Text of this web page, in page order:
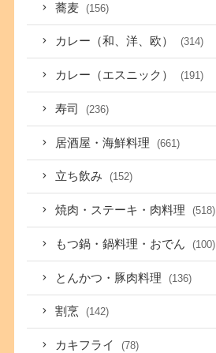
蕎麦 (156)
カレー（和、洋、欧） (314)
カレー（エスニック） (191)
寿司 (236)
居酒屋・海鮮料理 (661)
立ち飲み (152)
焼肉・ステーキ・肉料理 (518)
もつ鍋・鍋料理・おでん (100)
とんかつ・豚肉料理 (136)
割烹 (142)
カキフライ (78)